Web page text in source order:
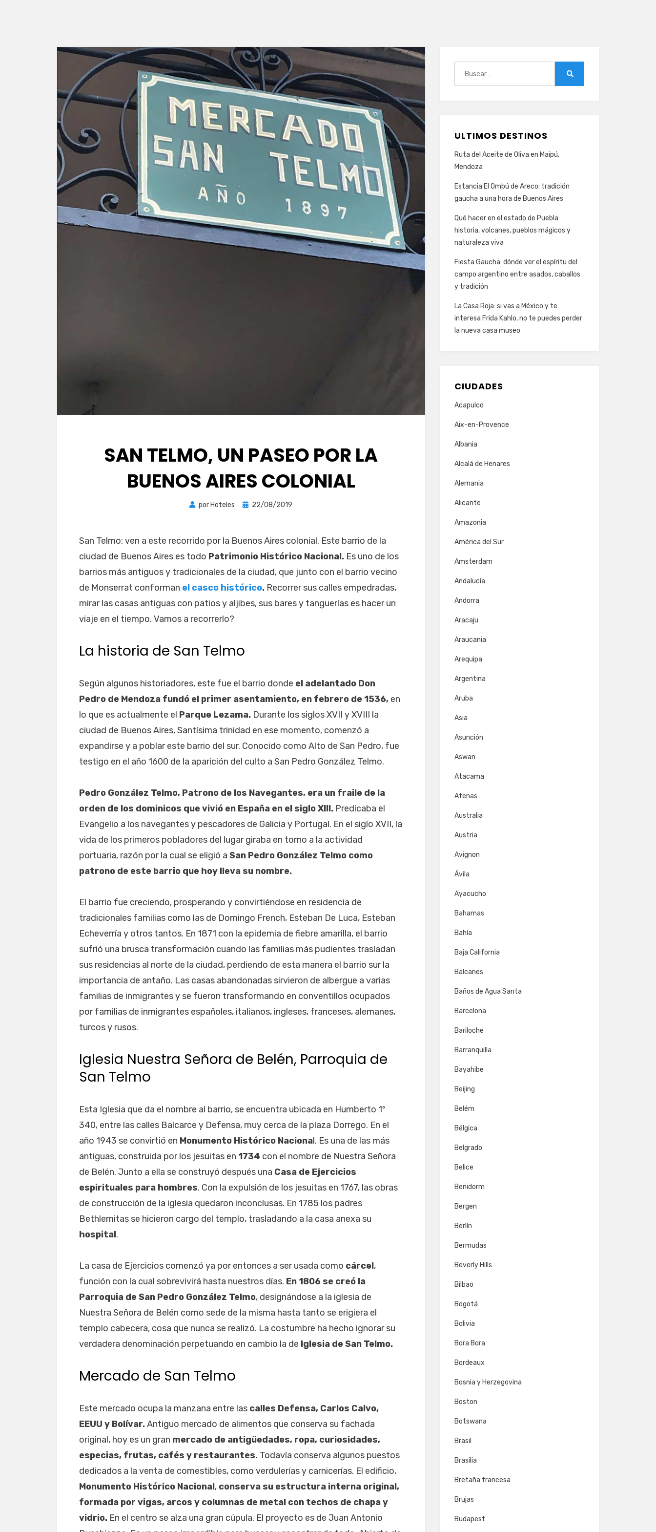
SAN TELMO, UN PASEO POR LA
BUENOS AIRES COLONIAL
por Hoteles
Publicada
22/08/2019
San Telmo: ven a este recorrido por la Buenos Aires colonial. Este barrio de la
ciudad de Buenos Aires es todo Patrimonio Histórico Nacional. Es uno de los
barrios más antiguos y tradicionales de la ciudad, que junto con el barrio vecino
de Monserrat conforman el casco histórico. Recorrer sus calles empedradas,
mirar las casas antiguas con patios y aljibes, sus bares y tanguerías es hacer un
viaje en el tiempo. Vamos a recorrerlo?
La historia de San Telmo
Según algunos historiadores, este fue el barrio donde el adelantado Don
Pedro de Mendoza fundó el primer asentamiento, en febrero de 1536, en
lo que es actualmente el Parque Lezama. Durante los siglos XVII y XVIII la
ciudad de Buenos Aires, Santísima trinidad en ese momento, comenzó a
expandirse y a poblar este barrio del sur. Conocido como Alto de San Pedro, fue
testigo en el año 1600 de la aparición del culto a San Pedro González Telmo.
Pedro González Telmo, Patrono de los Navegantes, era un fraile de la
orden de los dominicos que vivió en España en el siglo XIII. Predicaba el
Evangelio a los navegantes y pescadores de Galicia y Portugal. En el siglo XVII, la
vida de los primeros pobladores del lugar giraba en torno a la actividad
portuaria, razón por la cual se eligió a San Pedro González Telmo como
patrono de este barrio que hoy lleva su nombre.
El barrio fue creciendo, prosperando y convirtiéndose en residencia de
tradicionales familias como las de Domingo French, Esteban De Luca, Esteban
Echeverría y otros tantos. En 1871 con la epidemia de fiebre amarilla, el barrio
sufrió una brusca transformación cuando las familias más pudientes trasladan
sus residencias al norte de la ciudad, perdiendo de esta manera el barrio sur la
importancia de antaño. Las casas abandonadas sirvieron de albergue a varias
familias de inmigrantes y se fueron transformando en conventillos ocupados
por familias de inmigrantes españoles, italianos, ingleses, franceses, alemanes,
turcos y rusos.
Iglesia Nuestra Señora de Belén, Parroquia de
San Telmo
Esta Iglesia que da el nombre al barrio, se encuentra ubicada en Humberto 1º
340, entre las calles Balcarce y Defensa, muy cerca de la plaza Dorrego. En el
año 1943 se convirtió en Monumento Histórico Nacional. Es una de las más
antiguas, construida por los jesuitas en 1734 con el nombre de Nuestra Señora
de Belén. Junto a ella se construyó después una Casa de Ejercicios
espirituales para hombres. Con la expulsión de los jesuitas en 1767, las obras
de construcción de la iglesia quedaron inconclusas. En 1785 los padres
Bethlemitas se hicieron cargo del templo, trasladando a la casa anexa su
hospital.
La casa de Ejercicios comenzó ya por entonces a ser usada como cárcel,
función con la cual sobrevivirá hasta nuestros días. En 1806 se creó la
Parroquia de San Pedro González Telmo, designándose a la iglesia de
Nuestra Señora de Belén como sede de la misma hasta tanto se erigiera el
templo cabecera, cosa que nunca se realizó. La costumbre ha hecho ignorar su
verdadera denominación perpetuando en cambio la de Iglesia de San Telmo.
Mercado de San Telmo
Este mercado ocupa la manzana entre las calles Defensa, Carlos Calvo,
EEUU y Bolívar.Antiguo mercado de alimentos que conserva su fachada
original, hoy es un gran mercado de antigüedades, ropa, curiosidades,
especias, frutas, cafés y restaurantes. Todavía conserva algunos puestos
dedicados a la venta de comestibles, como verdulerías y carnicerías. El edificio,
Monumento Histórico Nacional, conserva su estructura interna original,
formada por vigas, arcos y columnas de metal con techos de chapa y
vidrio. En el centro se alza una gran cúpula. El proyecto es de Juan Antonio
ULTIMOS DESTINOS
Ruta del Aceite de Oliva en Maipú,
Mendoza
Estancia El Ombú de Areco: tradición
gaucha a una hora de Buenos Aires
Qué hacer en el estado de Puebla:
historia, volcanes, pueblos mágicos y
naturaleza viva
Fiesta Gaucha: dónde ver el espíritu del
campo argentino entre asados, caballos
y tradición
La Casa Roja: si vas a México y te
interesa Frida Kahlo, no te puedes perder
la nueva casa museo
CIUDADES
Acapulco
Aix-en-Provence
Albania
Alcalá de Henares
Alemania
Alicante
Amazonia
América del Sur
Amsterdam
Andalucía
Andorra
Aracaju
Araucania
Arequipa
Argentina
Aruba
Asia
Asunción
Aswan
Atacama
Atenas
Australia
Austria
Avignon
Ávila
Ayacucho
Bahamas
Bahía
Baja California
Balcanes
Baños de Agua Santa
Barcelona
Bariloche
Barranquilla
Bayahibe
Beijing
Belém
Bélgica
Belgrado
Belice
Benidorm
Bergen
Berlín
Bermudas
Beverly Hills
Bilbao
Bogotá
Bolivia
Bora Bora
Bordeaux
Bosnia y Herzegovina
Boston
Botswana
Brasil
Brasilia
Bretaña francesa
Brujas
Budapest